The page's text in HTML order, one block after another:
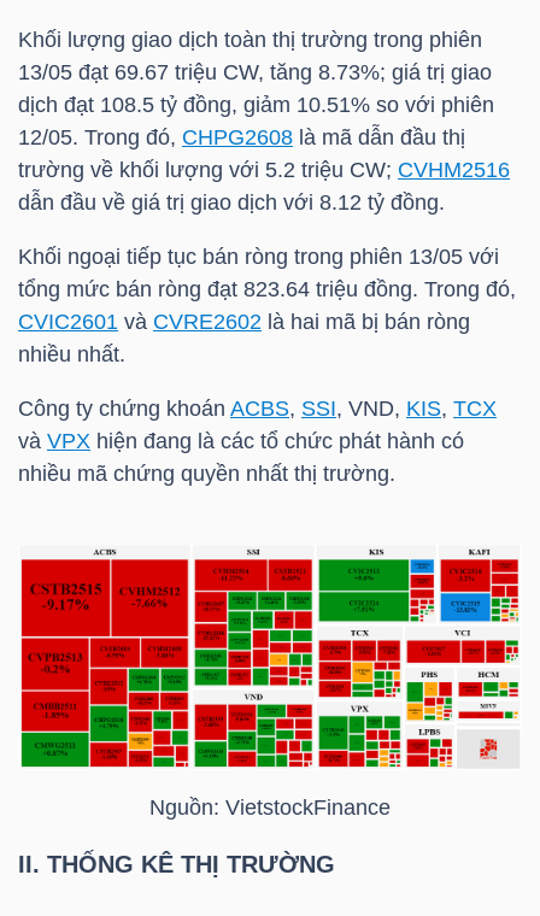
Khối lượng giao dịch toàn thị trường trong phiên
13/05 đạt 69.67 triệu CW, tăng 8.73%; giá trị giao
dịch đạt 108.5 tỷ đồng, giảm 10.51% so với phiên
12/05. Trong đó, CHPG2608 là mã dẫn đầu thị
trường về khối lượng với 5.2 triệu CW; CVHM2516
dẫn đầu về giá trị giao dịch với 8.12 tỷ đồng.
Khối ngoại tiếp tục bán ròng trong phiên 13/05 với
tổng mức bán ròng đạt 823.64 triệu đồng. Trong đó,
CVIC2601 và CVRE2602 là hai mã bị bán ròng
nhiều nhất.
Công ty chứng khoán ACBS, SSI, VND, KIS, TCX
và VPX hiện đang là các tổ chức phát hành có
nhiều mã chứng quyền nhất thị trường.
Nguồn: VietstockFinance
II. THỐNG KÊ THỊ TRƯỜNG
NGÀNH
NGHIỆP
PHIẾU
PHÁI
SINH
PHIẾU